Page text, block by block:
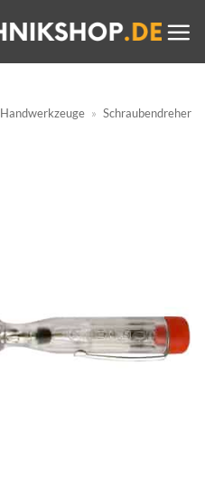
Handwerkzeuge » Schraubendreher